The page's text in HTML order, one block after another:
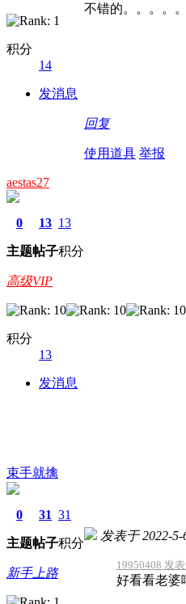
积分
14
发消息
不错的。。。。
回复
使用道具 举报
aestas27
0
主题
13
帖子
13
积分
高级VIP
积分
13
发消息
束手就擒
0
主题
31
帖子
31
积分
新手上路
发表于 2022-5-
19950408 发
好看看老婆